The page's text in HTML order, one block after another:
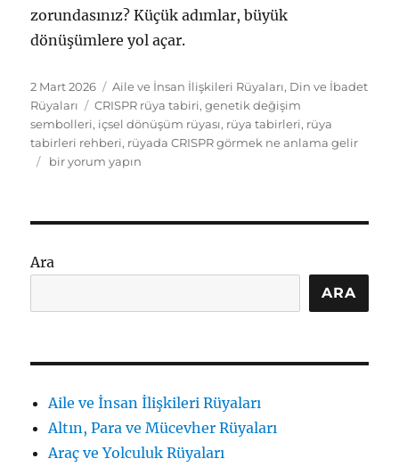
zorundasınız? Küçük adımlar, büyük
dönüşümlere yol açar.
Yayın
tarihi
2 Mart 2026 Kategoriler
Aile ve İnsan İlişkileri Rüyaları, Din ve İbadet
Rüyaları
Etiketler
CRISPR rüya tabiri,genetik değişim
sembolleri, içsel dönüşüm rüyası, rüya tabirleri, rüya
tabirleri rehberi, rüyada CRISPR görmek ne anlama gelir
Rüyada
Sembolik
için
bir yorum yapın
Ara
ARA
Aile ve İnsan İlişkileri Rüyaları
Altın, Para ve Mücevher Rüyaları
Araç ve Yolculuk Rüyaları